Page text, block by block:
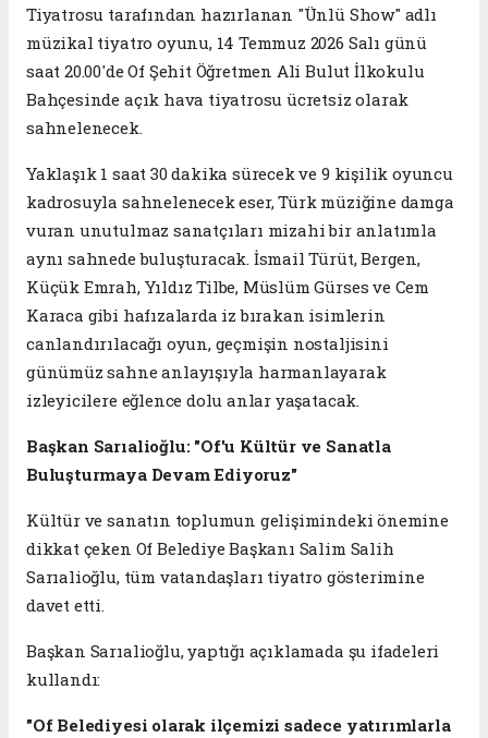
Tiyatrosu tarafından hazırlanan "Ünlü Show" adlı
müzikal tiyatro oyunu, 14 Temmuz 2026 Salı günü
saat 20.00'de Of Şehit Öğretmen Ali Bulut İlkokulu
Bahçesinde açık hava tiyatrosu ücretsiz olarak
sahnelenecek.
Yaklaşık 1 saat 30 dakika sürecek ve 9 kişilik oyuncu
kadrosuyla sahnelenecek eser, Türk müziğine damga
vuran unutulmaz sanatçıları mizahi bir anlatımla
aynı sahnede buluşturacak. İsmail Türüt, Bergen,
Küçük Emrah, Yıldız Tilbe, Müslüm Gürses ve Cem
Karaca gibi hafızalarda iz bırakan isimlerin
canlandırılacağı oyun, geçmişin nostaljisini
günümüz sahne anlayışıyla harmanlayarak
izleyicilere eğlence dolu anlar yaşatacak.
Başkan Sarıalioğlu: "Of'u Kültür ve Sanatla
Buluşturmaya Devam Ediyoruz"
Kültür ve sanatın toplumun gelişimindeki önemine
dikkat çeken Of Belediye Başkanı Salim Salih
Sarıalioğlu, tüm vatandaşları tiyatro gösterimine
davet etti.
Başkan Sarıalioğlu, yaptığı açıklamada şu ifadeleri
kullandı:
"Of Belediyesi olarak ilçemizi sadece yatırımlarla